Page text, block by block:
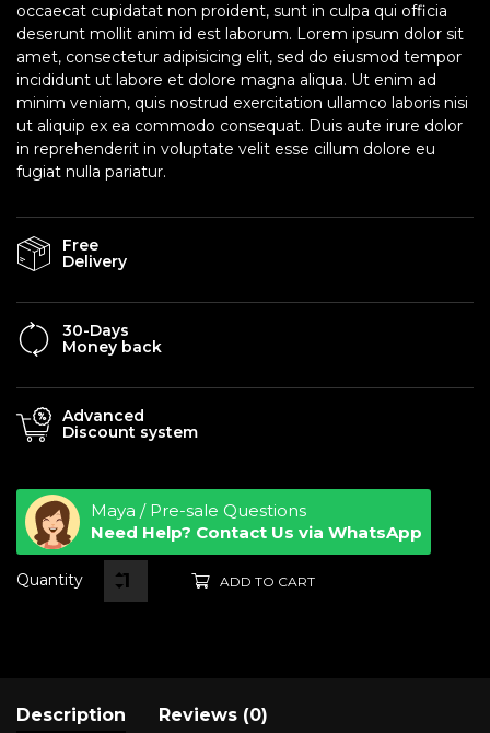
occaecat cupidatat non proident, sunt in culpa qui officia
deserunt mollit anim id est laborum. Lorem ipsum dolor sit
amet, consectetur adipisicing elit, sed do eiusmod tempor
incididunt ut labore et dolore magna aliqua. Ut enim ad
minim veniam, quis nostrud exercitation ullamco laboris nisi
ut aliquip ex ea commodo consequat. Duis aute irure dolor
in reprehenderit in voluptate velit esse cillum dolore eu
fugiat nulla pariatur.
Free
Delivery
30-Days
Money back
Advanced
Discount system
Maya / Pre-sale Questions
Need Help? Contact Us via WhatsApp
Quantity ADD TO CART
Description Reviews (0)